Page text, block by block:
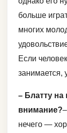
больше
многих
Если
занимается,
– Блатту на
внимание?
нечего —